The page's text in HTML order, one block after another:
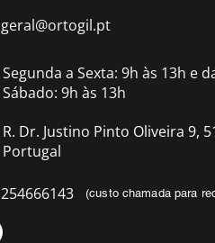
geral@ortogil.pt
Segunda a Sexta: 9h às 13h e
Sábado: 9h às 13h
R. Dr. Justino Pinto Oliveira 9,
Portugal
254666143 (custo chamada para